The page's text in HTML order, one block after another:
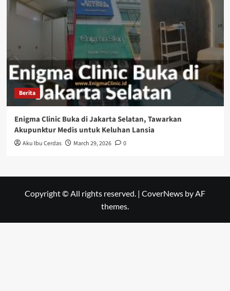
Berita
Enigma Clinic Buka di Jakarta Selatan, Tawarkan
Akupunktur Medis untuk Keluhan Lansia
Aku Ibu Cerdas March 29, 2026 0
Copyright © All rights reserved. | CoverNews by AF
themes.